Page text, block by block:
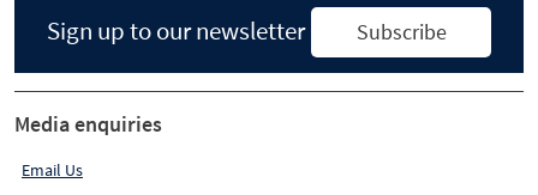
Sign up to our newsletter Subscribe
Media enquiries
Email Us